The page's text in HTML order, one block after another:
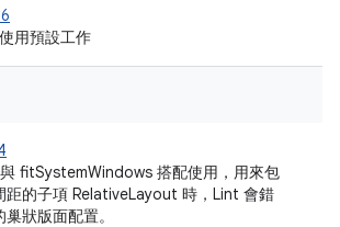
用預設工作
fitSystemWindows 搭配使用，用來包
距的子項 RelativeLayout 時，Lint 會錯
狀版面配置。